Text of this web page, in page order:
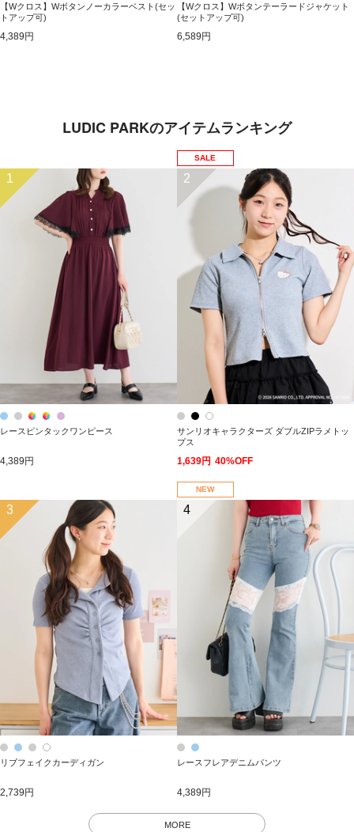
【Wクロス】Wボタンノーカラーベスト(セッ
トアップ可)
4,389円
【Wクロス】Wボタンテーラードジャケット
(セットアップ可)
6,589円
LUDIC PARKのアイテムランキング
1
レースピンタックワンピース
4,389円
SALE
2
サンリオキャラクターズ ダブルZIPラメトッ
プス
1,639円 40%OFF
3
リブフェイクカーディガン
2,739円
NEW
4
レースフレアデニムパンツ
4,389円
MORE